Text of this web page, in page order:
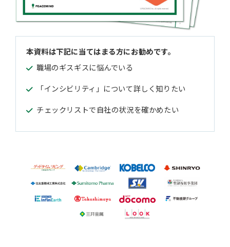
本資料は下記に当てはまる方にお勧めです。
職場のギスギスに悩んでいる
「インシビリティ」について詳しく知りたい
チェックリストで自社の状況を確かめたい